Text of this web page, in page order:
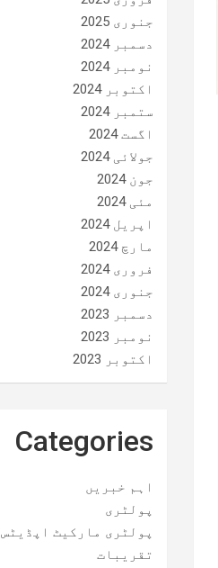
جنوری 2025
دسمبر 2024
نومبر 2024
اکتوبر 2024
ستمبر 2024
اگست 2024
جولائی 2024
جون 2024
مئی 2024
اپریل 2024
مارچ 2024
فروری 2024
جنوری 2024
دسمبر 2023
نومبر 2023
اکتوبر 2023
Categories
اہم خبریں
پولٹری
پولٹری مارکیٹ اپڈیٹس
تقریبات